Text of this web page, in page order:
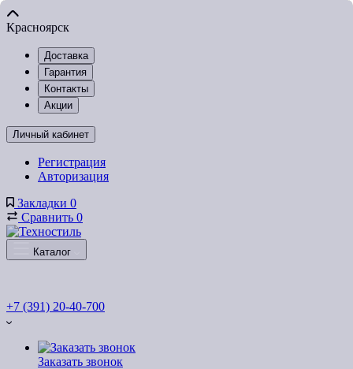
Красноярск
Доставка
Гарантия
Контакты
Акции
Личный кабинет
Регистрация
Авторизация
Закладки 0
Сравнить 0
Каталог
+7 (391) 20-40-700
Заказать звонок